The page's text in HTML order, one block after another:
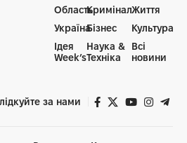
Область
Україна
Ідея
Week’s
Кримінал
Бізнес
Наука &
Техніка
Життя
Культура
Всі
новини
за нами